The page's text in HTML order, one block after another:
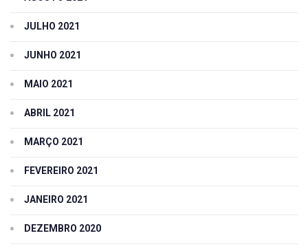
JULHO 2021
JUNHO 2021
MAIO 2021
ABRIL 2021
MARÇO 2021
FEVEREIRO 2021
JANEIRO 2021
DEZEMBRO 2020